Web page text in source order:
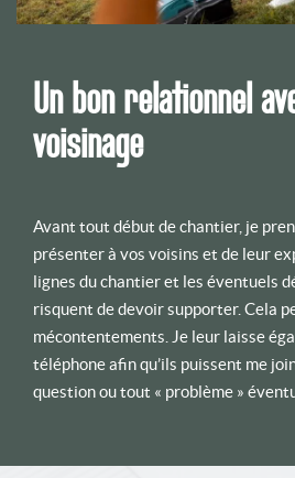
Un bon relationnel
voisinage
Avant tout début de chantier, je
présenter à vos voisins et de leur
lignes du chantier et les éventuels
risquent de devoir supporter. Cela
mécontentements. Je leur laisse
téléphone afin qu’ils puissent me
question ou tout « problème »